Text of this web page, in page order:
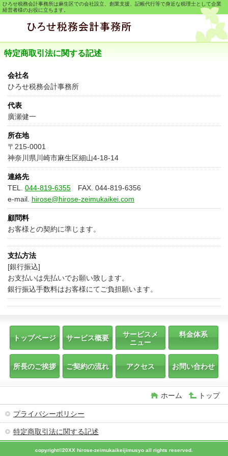
ひろせ税務会計事務所は麻生区での会社設立、創業支援、記帳代行等で身近な税理士として企業
経営者様のお役に立ちます。
特定商取引法に関する記述
会社名
ひろせ税務会計事務所
代表
廣瀬健一
所在地
〒215-0001
神奈川県川崎市麻生区細山4-18-14
連絡先
TEL. 044-819-6355 FAX. 044-819-6356
e-mail. hirose@hirose-zeimukaikei.com
顧問料
お客様との契約に準じます。
支払方法
[銀行振込]
お支払いは先払いでお願い致します。
銀行振込手数料はお客様にてご負担願います。
トップページ サービス概要
サービスメ
ニュー
料金体系
所長のご挨拶 ご契約の流れ アクセス お問い合わせ
ホーム トップ
プライバシーポリシー
特定商取引法に関する記述
copyright©20XX hirose-zeimukaikeijimusyo all rights reserved.